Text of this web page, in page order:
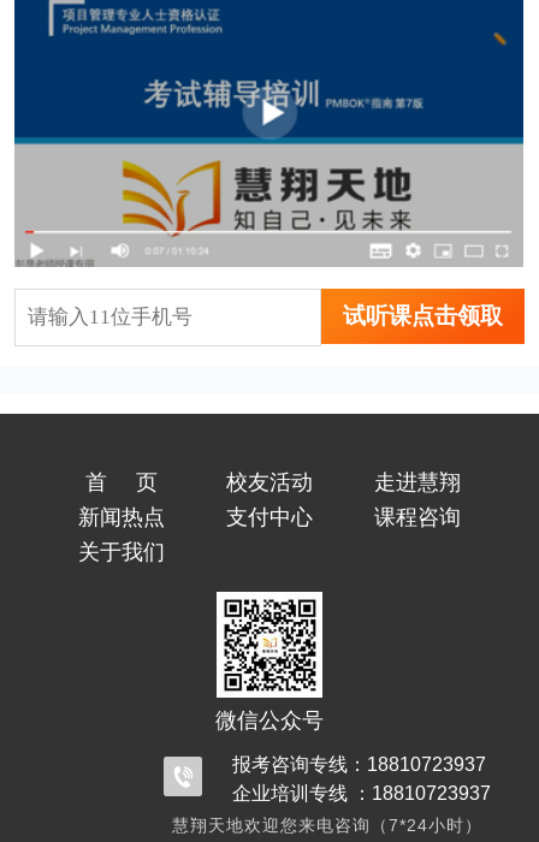
试听课点击领取
首页 校友活动
走进慧翔
新闻热点
支付中心
课程咨询
关于我们
微信公众号
报考咨询专线：18810723937
企业培训专线 ：18810723937
慧翔天地欢迎您来电咨询（7*24小时）